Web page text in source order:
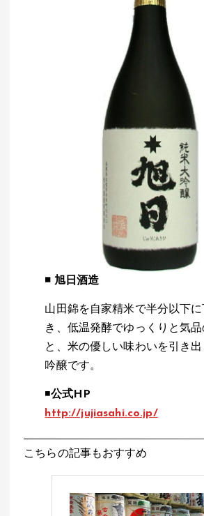
◾️ 旭日酒造
山田錦を自家精米で半分以下
き、低温発酵でゆっくりと気品
と、米の優しい味わいを引き
吟醸です。
◾️公式HP
http://jujiasahi.co.jp/
こちらの記事もおすすめ